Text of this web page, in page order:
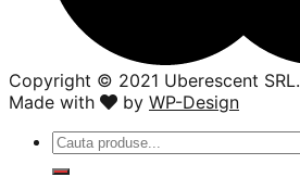
Copyright ©️ 2021 Uberescent SRL.
Made with
by WP-Design
Caută
după: